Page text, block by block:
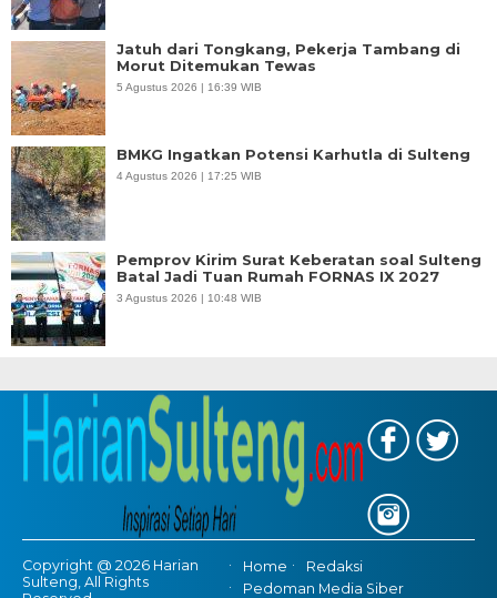
Jatuh dari Tongkang, Pekerja Tambang di
Morut Ditemukan Tewas
5 Agustus 2026 | 16:39 WIB
BMKG Ingatkan Potensi Karhutla di Sulteng
4 Agustus 2026 | 17:25 WIB
Pemprov Kirim Surat Keberatan soal Sulteng
Batal Jadi Tuan Rumah FORNAS IX 2027
3 Agustus 2026 | 10:48 WIB
Copyright @ 2026 Harian
Sulteng, All Rights
Home
Redaksi
Pedoman Media Siber